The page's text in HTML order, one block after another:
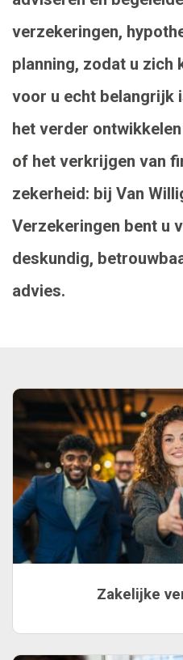
verzekeringen,
planning, zodat u zich
voor u echt belangrijk
het verder
of het verkrijgen van
zekerheid: bij Van
Verzekeringen bent u
deskundig,
advies.
Zakelijke